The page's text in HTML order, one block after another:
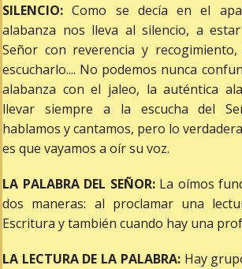
SILENCIO: Como se decía en el
alabanza nos lleva al silencio, a
Señor con reverencia y
escucharlo.... No podemos nunca
alabanza con el jaleo, la auténtica
llevar siempre a la escucha del
hablamos y cantamos, pero lo
es que vayamos a oír
LA PALABRA DEL SEÑOR:La oímos
dos maneras: al proclamar una
Escritura y también cuando hay una
LA LECTURA DE LA PALABRA:Hay